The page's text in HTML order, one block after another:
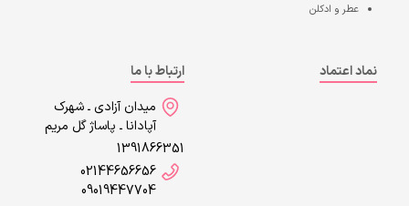
عطر و ادکلن
نماد اعتماد
ارتباط با ما
میدان آزادی ـ شهرک
آپادانا ـ پاساژ گل مریم
1391866351
02144656656
09019447704